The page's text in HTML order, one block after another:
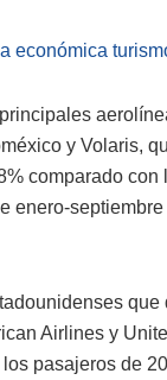
económica
y Volaris,
comparado
enero-
Airlines y
pasajeros de